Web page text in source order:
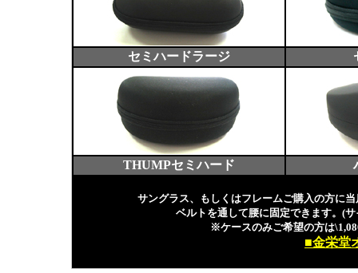
セミハードラージ
THUMPセミハード
サングラス、もしくはフレームご購入の方に
ベルトを通して腰に固定できます。(
※ケースのみご希望の方は\1,080
■金栄堂